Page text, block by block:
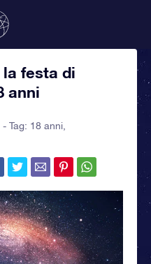
festa di
anni
Tag: 18 anni,